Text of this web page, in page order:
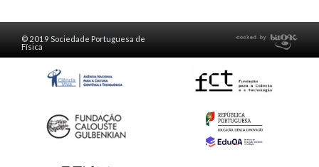
© 2019 Sociedade Portuguesa de
Física